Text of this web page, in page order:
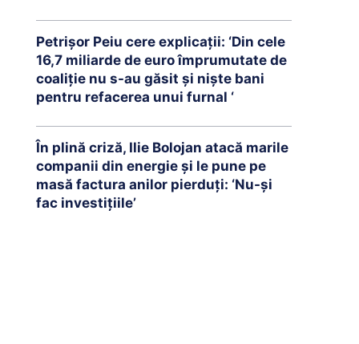
Petrişor Peiu cere explicații: ‘Din cele
16,7 miliarde de euro împrumutate de
coaliţie nu s-au găsit şi nişte bani
pentru refacerea unui furnal ‘
În plină criză, Ilie Bolojan atacă marile
companii din energie și le pune pe
masă factura anilor pierduți: ‘Nu-și
fac investițiile’